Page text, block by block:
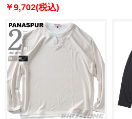
nf0a87qn-jk3
￥9,702(税込)